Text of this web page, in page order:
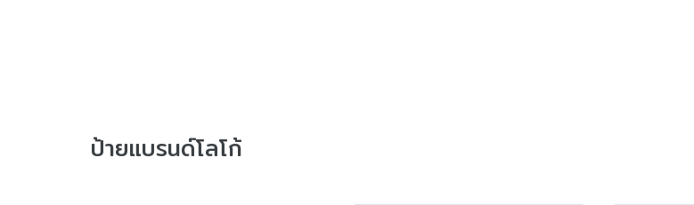
ป้ายแบรนด์โลโก้